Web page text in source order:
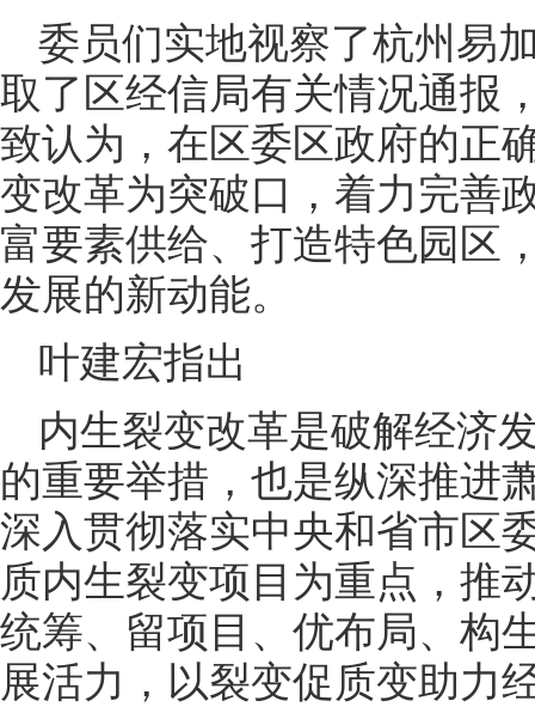
委员们实地视察了杭州易
取了区经信局有关情况通报
致认为，在区委区政府的正
变改革为突破口，着力完善
富要素供给、打造特色园区
发展的新动能。
叶建宏指出
内生裂变改革是破解经济
的重要举措，也是纵深推进
深入贯彻落实中央和省市区
质内生裂变项目为重点，推
统筹、留项目、优布局、构
展活力，以裂变促质变助力